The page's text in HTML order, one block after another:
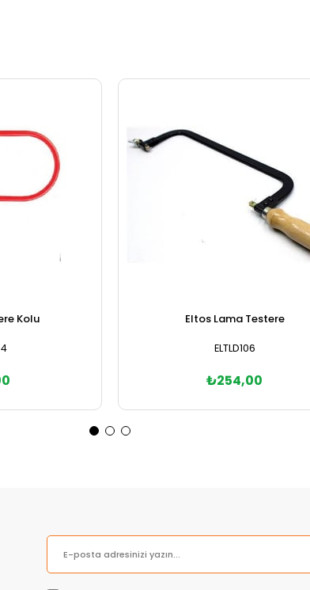
Kolu Eltos Lama Testere
ELTLD106
₺254,00